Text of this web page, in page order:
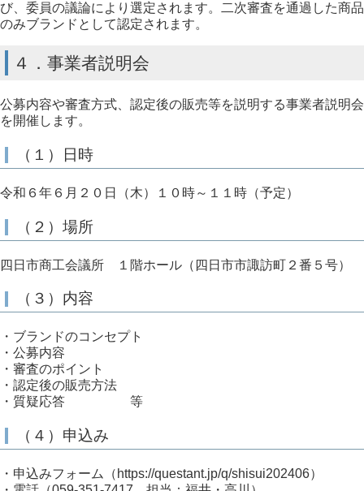
び、委員の議論により選定されます。二次審査を通過した商品
のみブランドとして認定されます。
４．事業者説明会
公募内容や審査方式、認定後の販売等を説明する事業者説明会
を開催します。
（１）日時
令和６年６月２０日（木）１０時～１１時（予定）
（２）場所
四日市商工会議所 １階ホール（四日市市諏訪町２番５号）
（３）内容
・ブランドのコンセプト
・公募内容
・審査のポイント
・認定後の販売方法
・質疑応答 等
（４）申込み
・申込みフォーム（https://questant.jp/q/shisui202406）